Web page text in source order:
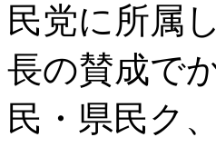
民党に所属
長の賛成で
民・県民ク